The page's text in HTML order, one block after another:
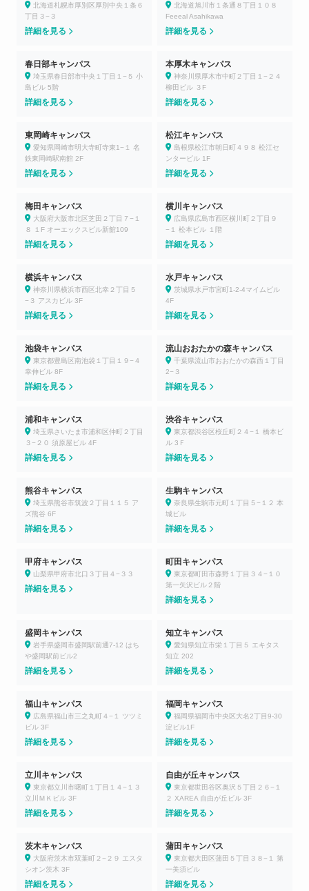
北海道札幌市厚別区厚別中央１条６
丁目３−３
詳細を見る
北海道旭川市１条通８丁目１０８
Feeeal Asahikawa
詳細を見る
春日部キャンパス
埼玉県春日部市中央１丁目１−５ 小
島ビル 5階
詳細を見る
本厚木キャンパス
神奈川県厚木市中町２丁目１−２４
柳田ビル ３F
詳細を見る
東岡崎キャンパス
愛知県岡崎市明大寺町寺東1−１ 名
鉄東岡崎駅南館 2F
詳細を見る
松江キャンパス
島根県松江市朝日町４９８ 松江セ
ンタービル 1F
詳細を見る
梅田キャンパス
大阪府大阪市北区芝田２丁目７−１
８ １F オーエックスビル新館109
詳細を見る
横川キャンパス
広島県広島市西区横川町２丁目９
−１ 松本ビル １階
詳細を見る
横浜キャンパス
神奈川県横浜市西区北幸２丁目５
−３ アスカビル 3F
詳細を見る
水戸キャンパス
茨城県水戸市宮町1-2-4マイムビル
4F
詳細を見る
池袋キャンパス
東京都豊島区南池袋１丁目１９−４
幸伸ビル 8F
詳細を見る
流山おおたかの森キャンパス
千葉県流山市おおたかの森西１丁目
2−３
詳細を見る
浦和キャンパス
埼玉県さいたま市浦和区仲町２丁目
３−２０ 須原屋ビル 4F
詳細を見る
渋谷キャンパス
東京都渋谷区桜丘町２４−１ 橋本ビ
ル 3Ｆ
詳細を見る
熊谷キャンパス
埼玉県熊谷市筑波２丁目１１５ ア
ズ熊谷 6F
詳細を見る
生駒キャンパス
奈良県生駒市元町１丁目５−１２ 本
城ビル
詳細を見る
甲府キャンパス
山梨県甲府市北口３丁目４−３３
詳細を見る
町田キャンパス
東京都町田市森野１丁目３４−１０
第一矢沢ビル２階
詳細を見る
盛岡キャンパス
岩手県盛岡市盛岡駅前通7-12 はち
や盛岡駅前ビル2
詳細を見る
知立キャンパス
愛知県知立市栄１丁目５ エキタス
知立 202
詳細を見る
福山キャンパス
広島県福山市三之丸町４−１ ツツミ
ビル 3F
詳細を見る
福岡キャンパス
福岡県福岡市中央区大名2丁目9-30
淀ビル1F
詳細を見る
立川キャンパス
東京都立川市曙町１丁目１４−１３
立川ＭＫビル 3F
詳細を見る
自由が丘キャンパス
東京都世田谷区奥沢５丁目２６−１
２ XAREA 自由が丘ビル 3F
詳細を見る
茨木キャンパス
大阪府茨木市双葉町２−２９ エスタ
シオン茨木 3F
詳細を見る
蒲田キャンパス
東京都大田区蒲田５丁目３８−１ 第
一美須ビル
詳細を見る